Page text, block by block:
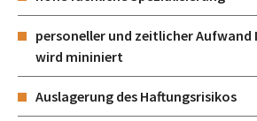
personeller und zeitlicher Aufwand
wird mininiert
Auslagerung des Haftungsrisikos